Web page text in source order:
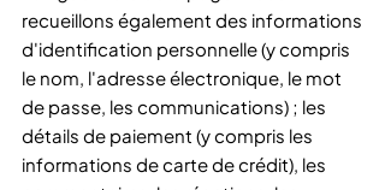
recueillons également des informations
d'identification personnelle (y compris
le nom, l'adresse électronique, le mot
de passe, les communications) ; les
détails de paiement (y compris les
informations de carte de crédit), les